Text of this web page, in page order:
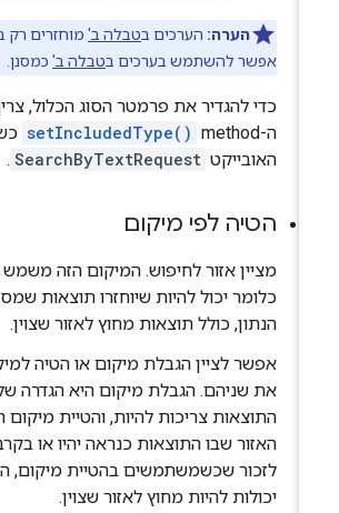
הערה:הערכים בטבלה ב'מוחזרים רק
אפשר להשתמש בערכים בטבלה ב'כמסנן.
כדי להגדיר את פרמטר הסוג הכלול, צריך
setIncludedType()
האובייקט SearchByTextRequest
.
הטיה לפי מיקום
מציין אזור לחיפוש. המיקום הזה משמש
כלומר יכול להיות שיוחזרו תוצאות
הנתון, כולל תוצאות מחוץ לאזור שצוין.
אפשר לציין הגבלת מיקום או הטיה
את שניהם. הגבלת מיקום היא הגדרה של
התוצאות צריכות להיות, והטיית מיקום
האזור שבו התוצאות כנראה יהיו או
לזכור שכשמשתמשים בהטיית מיקום,
יכולות להיות מחוץ לאזור שצוין.